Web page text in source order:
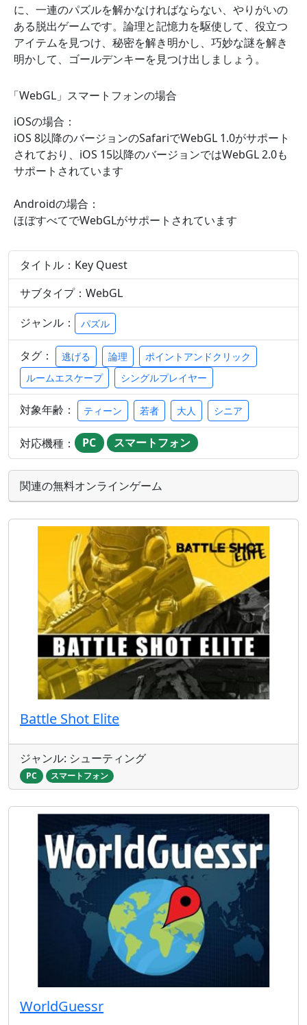
に、一連のパズルを解かなければならない、やりがいの
ある脱出ゲームです。論理と記憶力を駆使して、役立つ
アイテムを見つけ、秘密を解き明かし、巧妙な謎を解き
明かして、ゴールデンキーを見つけ出しましょう。
「WebGL」スマートフォンの場合
iOSの場合：
iOS 8以降のバージョンのSafariでWebGL 1.0がサポート
されており、iOS 15以降のバージョンではWebGL 2.0も
サポートされています
Androidの場合：
ほぼすべてでWebGLがサポートされています
タイトル：Key Quest
サブタイプ：WebGL
ジャンル：
パズル
タグ： 逃げる 論理
ポイントアンドクリック
ルームエスケープ
シングルプレイヤー
対象年齢： ティーン 若者 大人 シニア
対応機種： PC スマートフォン
関連の無料オンラインゲーム
Battle Shot Elite
ジャンル: シューティング
PC スマートフォン
WorldGuessr